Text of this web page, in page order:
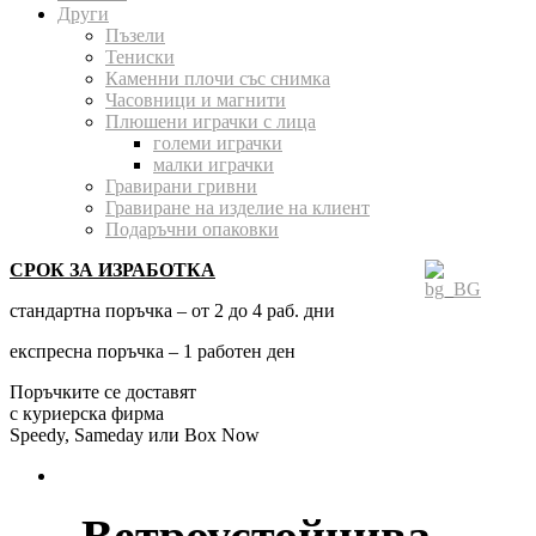
Други
Пъзели
Тениски
Каменни плочи със снимка
Часовници и магнити
Плюшени играчки с лица
големи играчки
малки играчки
Гравирани гривни
Гравиране на изделие на клиент
Подаръчни опаковки
СРОК ЗА ИЗРАБОТКА
стандартна поръчка – от 2 до 4 раб. дни
експресна поръчка – 1 работен ден
Поръчките се доставят
с куриерска фирма
Speedy, Sameday или Box Now